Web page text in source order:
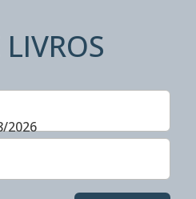
2026
quartos e de hóspedes para a